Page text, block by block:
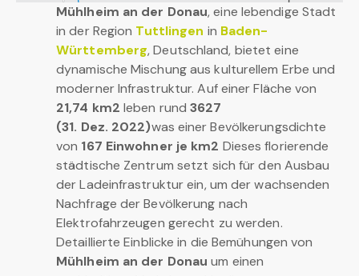
Mühlheim an der Donau, eine lebendige Stadt
in der Region Tuttlingen in Baden-
Württemberg, Deutschland, bietet eine
dynamische Mischung aus kulturellem Erbe und
moderner Infrastruktur. Auf einer Fläche von
21,74 km2 leben rund3627
(31. Dez. 2022)was einer Bevölkerungsdichte
von 167 Einwohner je km2 Dieses florierende
städtische Zentrum setzt sich für den Ausbau
der Ladeinfrastruktur ein, um der wachsenden
Nachfrage der Bevölkerung nach
Elektrofahrzeugen gerecht zu werden.
Detaillierte Einblicke in die Bemühungen von
Mühlheim an der Donau um einen